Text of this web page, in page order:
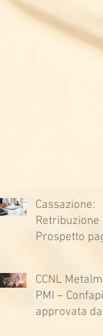
Cassazione:
Retribuzione
Prospetto
sfavore del
lavoro -
Sussiste. (Cc,
CCNL
PMI –
approvata da